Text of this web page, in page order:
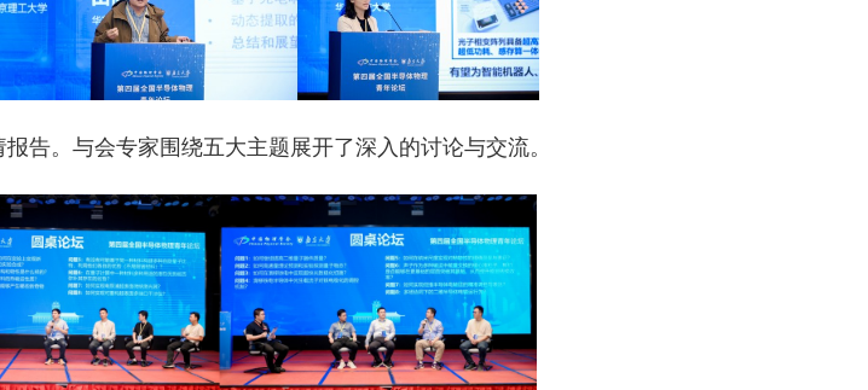
告。与会专家围绕五大主题展开了深入的讨论与交流。